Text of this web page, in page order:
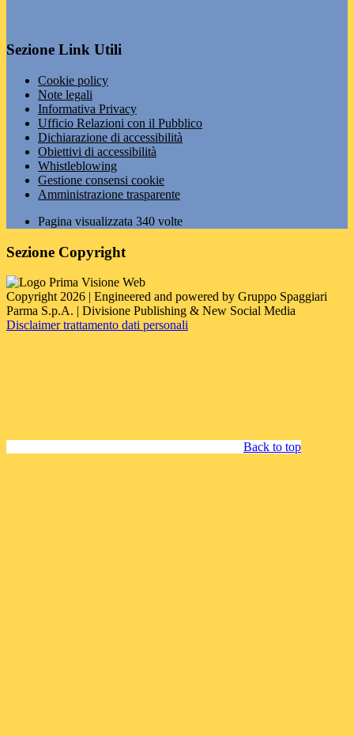
Sezione Link Utili
Cookie policy
Note legali
Informativa Privacy
Ufficio Relazioni con il Pubblico
Dichiarazione di accessibilità
Obiettivi di accessibilità
Whistleblowing
Gestione consensi cookie
Amministrazione trasparente
Pagina visualizzata 340 volte
Sezione Copyright
Copyright 2026 | Engineered and powered by Gruppo Spaggiari
Parma S.p.A. | Divisione Publishing & New Social Media
Disclaimer trattamento dati personali
Back to top